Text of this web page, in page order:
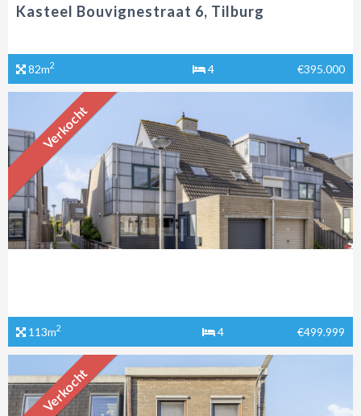
Kasteel Bouvignestraat 6, Tilburg
82m2 4 €395.000
Verkocht
113m2 4 €499.999
Verkocht